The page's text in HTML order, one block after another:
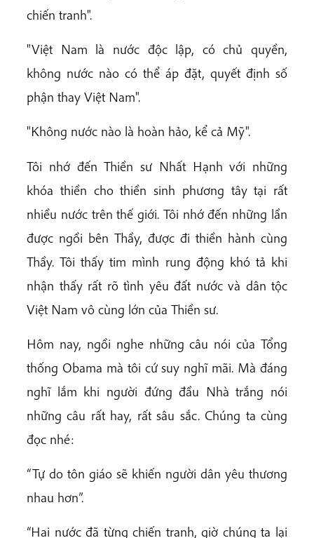
chiến tranh".
"Việt Nam là nước độc lập, có chủ quyền,
không nước nào có thể áp đặt, quyết định số
phận thay Việt Nam".
"Không nước nào là hoàn hảo, kể cả Mỹ".
Tôi nhớ đến Thiền sư Nhất Hạnh với những
khóa thiền cho thiền sinh phương tây tại rất
nhiều nước trên thế giới. Tôi nhớ đến những lần
được ngồi bên Thầy, được đi thiền hành cùng
Thầy. Tôi thấy tim mình rung động khó tả khi
nhận thấy rất rõ tình yêu đất nước và dân tộc
Việt Nam vô cùng lớn của Thiền sư.
Hôm nay, ngồi nghe những câu nói của Tổng
thống Obama mà tôi cứ suy nghĩ mãi. Mà đáng
nghĩ lắm khi người đứng đầu Nhà trắng nói
những câu rất hay, rất sâu sắc. Chúng ta cùng
đọc nhé:
“Tự do tôn giáo sẽ khiến người dân yêu thương
nhau hơn”.
“Hai nước đã từng chiến tranh, giờ chúng ta lại